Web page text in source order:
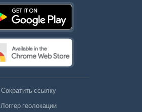
Сократить ссылку
Логгер геолокации